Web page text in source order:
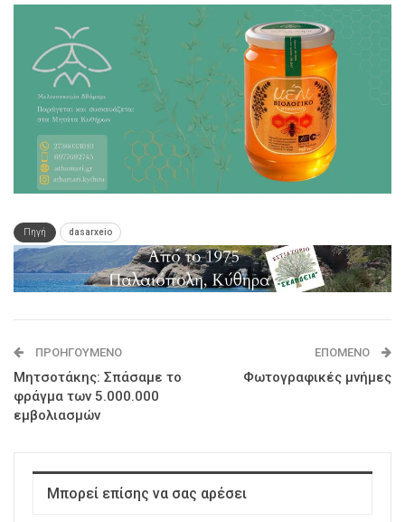
Πηγή dasarxeio
ΠΡΟΗΓΟΎΜΕΝΟ
Μητσοτάκης: Σπάσαμε το
φράγμα των 5.000.000
εμβολιασμών
ΕΠΌΜΕΝΟ
Φωτογραφικές μνήμες
Μπορεί επίσης να σας αρέσει